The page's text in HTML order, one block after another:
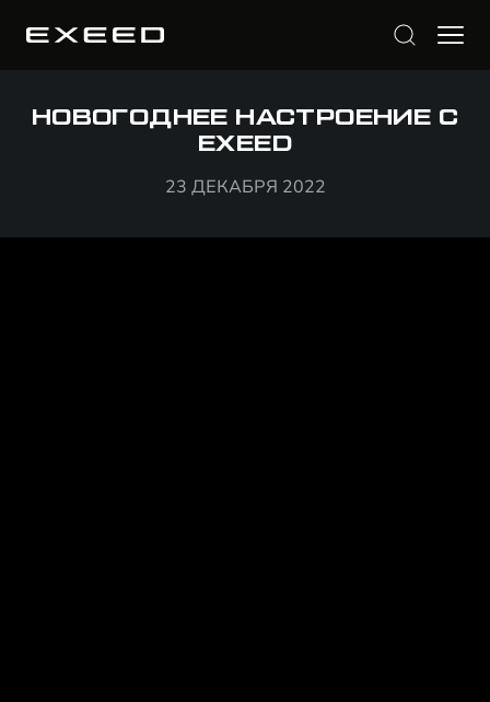
НОВОГОДНЕЕ НАСТРОЕНИЕ С
EXEED
23 ДЕКАБРЯ 2022